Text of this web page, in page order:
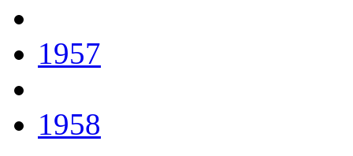
1957
1958